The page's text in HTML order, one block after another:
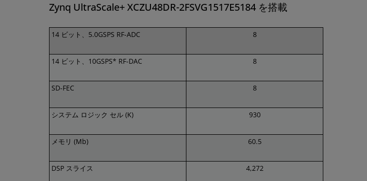
Zynq UltraScale+ XCZU48DR-2FSVG1517E5184 を搭載
14 ビット、5.0GSPS RF-ADC 8
14 ビット、10GSPS* RF-DAC 8
SD-FEC 8
システム ロジック セル (K) 930
メモリ (Mb) 60.5
DSP スライス 4,272